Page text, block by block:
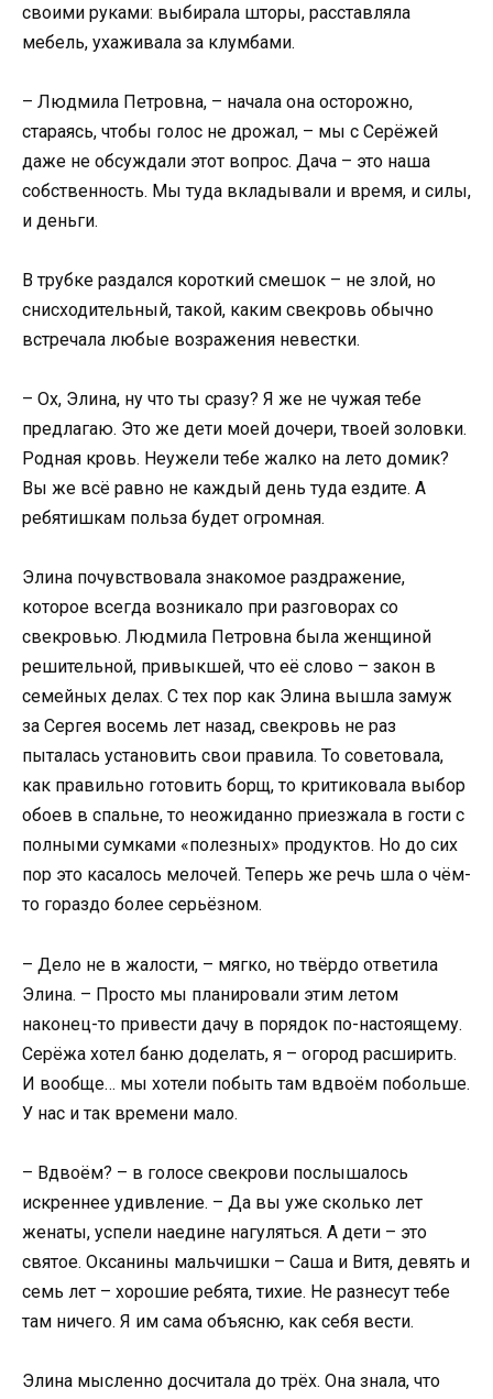
своими руками: выбирала шторы, расставляла
мебель, ухаживала за клумбами.
– Людмила Петровна, – начала она осторожно,
стараясь, чтобы голос не дрожал, – мы с Серёжей
даже не обсуждали этот вопрос. Дача – это наша
собственность. Мы туда вкладывали и время, и силы,
и деньги.
В трубке раздался короткий смешок – не злой, но
снисходительный, такой, каким свекровь обычно
встречала любые возражения невестки.
– Ох, Элина, ну что ты сразу? Я же не чужая тебе
предлагаю. Это же дети моей дочери, твоей золовки.
Родная кровь. Неужели тебе жалко на лето домик?
Вы же всё равно не каждый день туда ездите. А
ребятишкам польза будет огромная.
Элина почувствовала знакомое раздражение,
которое всегда возникало при разговорах со
свекровью. Людмила Петровна была женщиной
решительной, привыкшей, что её слово – закон в
семейных делах. С тех пор как Элина вышла замуж
за Сергея восемь лет назад, свекровь не раз
пыталась установить свои правила. То советовала,
как правильно готовить борщ, то критиковала выбор
обоев в спальне, то неожиданно приезжала в гости с
полными сумками «полезных» продуктов. Но до сих
пор это касалось мелочей. Теперь же речь шла о чём-
то гораздо более серьёзном.
– Дело не в жалости, – мягко, но твёрдо ответила
Элина. – Просто мы планировали этим летом
наконец-то привести дачу в порядок по-настоящему.
Серёжа хотел баню доделать, я – огород расширить.
И вообще… мы хотели побыть там вдвоём побольше.
У нас и так времени мало.
– Вдвоём? – в голосе свекрови послышалось
искреннее удивление. – Да вы уже сколько лет
женаты, успели наедине нагуляться. А дети – это
святое. Оксанины мальчишки – Саша и Витя, девять и
семь лет – хорошие ребята, тихие. Не разнесут тебе
там ничего. Я им сама объясню, как себя вести.
Элина мысленно досчитала до трёх. Она знала, что